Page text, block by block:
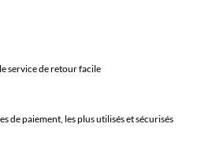
service de retour facile
de paiement, les plus utilisés et sécurisés